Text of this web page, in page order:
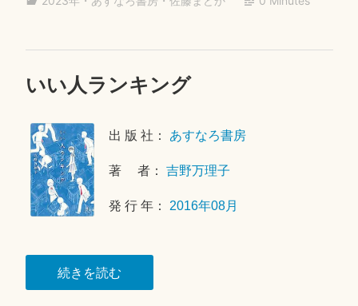
ok r
いい人ランキング
出 版 社： あすなろ書房
著 者：吉野万理子
発 行 年： 2016年08月
続きを読む“い
い
3